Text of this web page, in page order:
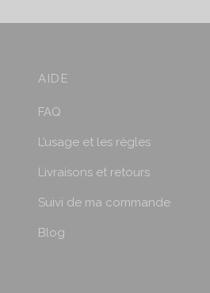
AIDE
FAQ
L’usage et les règles
Livraisons et retours
Suivi de ma commande
Blog